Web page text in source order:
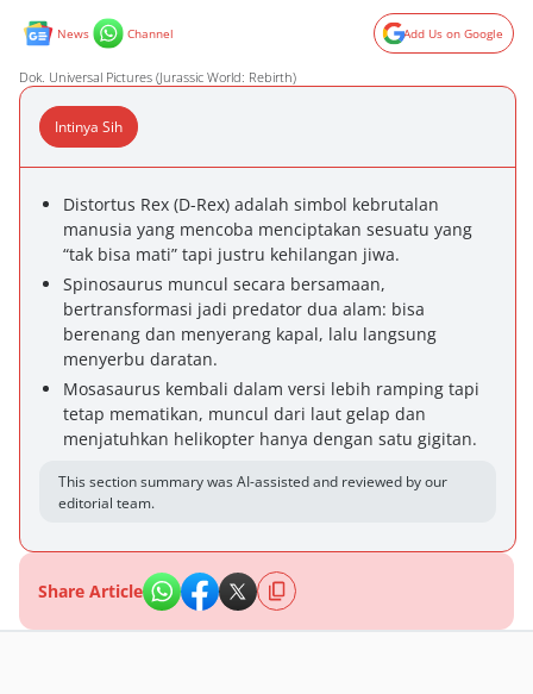
News Channel Add Us on Google
Dok. Universal Pictures (Jurassic World: Rebirth)
Intinya Sih
Distortus Rex (D-Rex) adalah simbol kebrutalan
manusia yang mencoba menciptakan sesuatu yang
“tak bisa mati” tapi justru kehilangan jiwa.
Spinosaurus muncul secara bersamaan,
bertransformasi jadi predator dua alam: bisa
berenang dan menyerang kapal, lalu langsung
menyerbu daratan.
Mosasaurus kembali dalam versi lebih ramping tapi
tetap mematikan, muncul dari laut gelap dan
menjatuhkan helikopter hanya dengan satu gigitan.
This section summary was AI-assisted and reviewed by our
editorial team.
Share Article